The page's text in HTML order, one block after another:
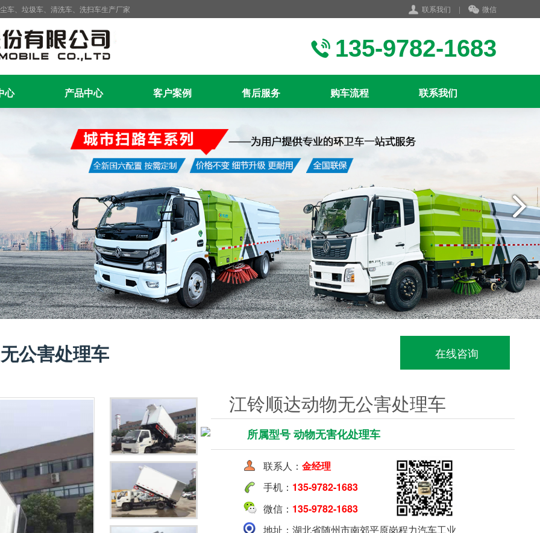
联系我们 | 微信
车、垃圾车、清洗车、洗扫车生产厂家
135-9782-1683
心 产品中心 客户案例 售后服务 购车流程 联系我们
公害处理车 在线咨询
江铃顺达动物无公害处理车
所属型号 动物无害化处理车
联系人： 金经理
手机： 135-9782-1683
微信： 135-9782-1683
要购车就扫我
地址：湖北省随州市南郊平原岗程力汽车工业